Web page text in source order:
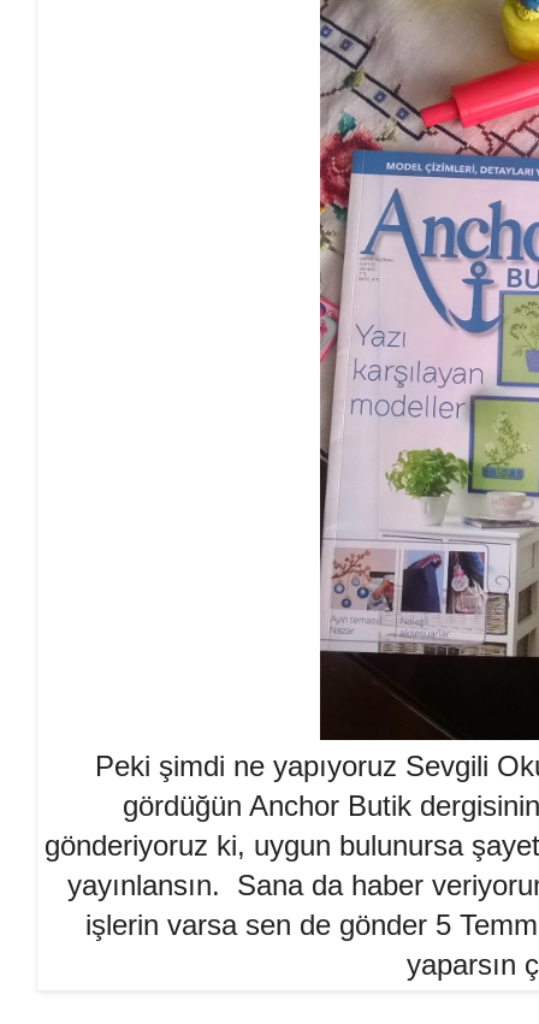
Peki şimdi ne yapıyoruz Sevgili
gördüğün Anchor Butik
gönderiyoruz ki, uygun bulunursa
yayınlansın. Sana da haber
işlerin varsa sen de gönder 5
yaparsın